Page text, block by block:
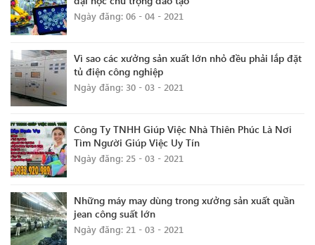
Ngày đăng: 06 - 04 - 2021
Vì sao các xưởng sản xuất lớn nhỏ đều phải lắp đặt
tủ điện công nghiệp
Ngày đăng: 30 - 03 - 2021
Công Ty TNHH Giúp Việc Nhà Thiên Phúc Là Nơi
Tìm Người Giúp Việc Uy Tín
Ngày đăng: 25 - 03 - 2021
Những máy may dùng trong xưởng sản xuất quần
jean công suất lớn
Ngày đăng: 21 - 03 - 2021